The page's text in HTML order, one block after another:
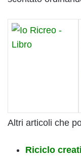
Altri articoli che
Riciclo